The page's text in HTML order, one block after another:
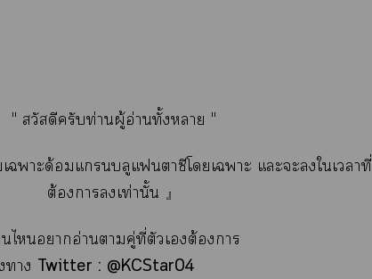
" สวัสดีครับท่านผู้อ่านทั้งา "
าะด้อมแบลูแาซีโเาะ แะะใเาที่
ต้องาเท่านั้น 』
ไาอ่านาคู่ที่ตัวเต้องา
า Twitter : @KCStar04